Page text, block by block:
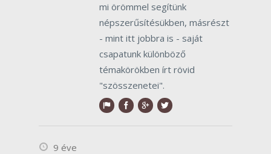
mi örömmel segítünk
népszerűsítésükben, másrészt
- mint itt jobbra is - saját
csapatunk különböző
témakörökben írt rövid
"szösszenetei".
9 éve